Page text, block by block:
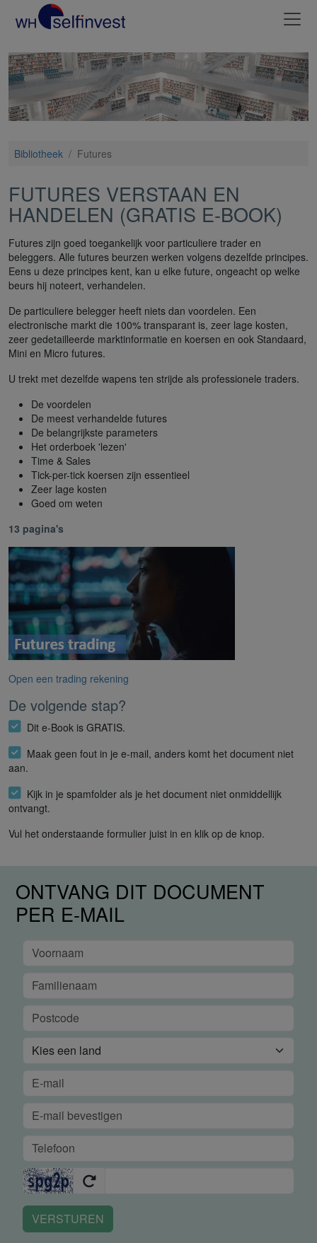
Bibliotheek / Futures
FUTURES VERSTAAN EN
HANDELEN (GRATIS E-BOOK)
Futures zijn goed toegankelijk voor particuliere trader en
beleggers. Alle futures beurzen werken volgens dezelfde principes.
Eens u deze principes kent, kan u elke future, ongeacht op welke
beurs hij noteert, verhandelen.
De particuliere belegger heeft niets dan voordelen. Een
electronische markt die 100% transparant is, zeer lage kosten,
zeer gedetailleerde marktinformatie en koersen en ook Standaard,
Mini en Micro futures.
U trekt met dezelfde wapens ten strijde als professionele traders.
De voordelen
De meest verhandelde futures
De belangrijkste parameters
Het orderboek 'lezen'
Time & Sales
Tick-per-tick koersen zijn essentieel
Zeer lage kosten
Goed om weten
13 pagina's
Open een trading rekening
De volgende stap?
Dit e-Book is GRATIS.
Maak geen fout in je e-mail, anders komt het document niet
aan.
Kijk in je spamfolder als je het document niet onmiddellijk
ontvangt.
Vul het onderstaande formulier juist in en klik op de knop.
ONTVANG DIT DOCUMENT
PER E-MAIL
VERSTUREN